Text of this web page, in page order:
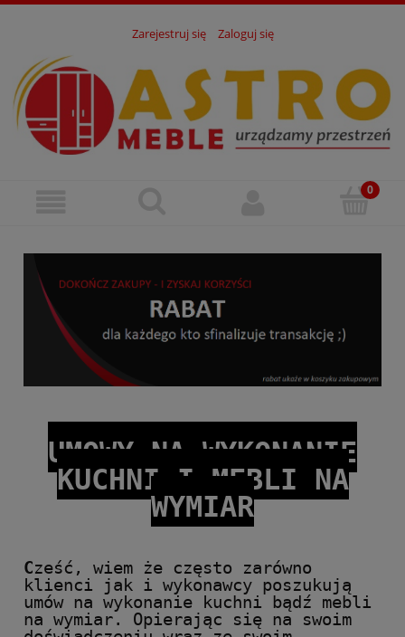
Zarejestruj się Zaloguj się
UMOWY NA WYKONANIE
KUCHNI I MEBLI NA
WYMIAR
Cześć, wiem że często zarówno
klienci jak i wykonawcy poszukują
umów na wykonanie kuchni bądź mebli
na wymiar. Opierając się na swoim